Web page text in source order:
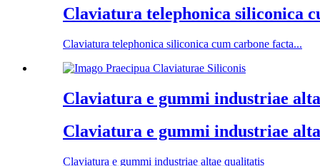
Claviatura telephonica siliconica
Claviatura telephonica siliconica cum carbone facta...
Claviatura e gummi industriae
Claviatura e gummi industriae
Claviatura e gummi industriae altae qualitatis